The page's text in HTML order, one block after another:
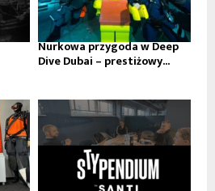
Nurkowa przygoda w Deep
Dive Dubai – prestiżowy...